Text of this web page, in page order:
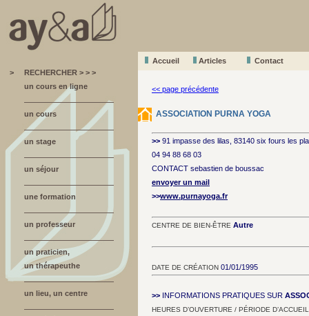
Accueil Articles
Contact
>
RECHERCHER > > >
un cours en ligne
un cours
un stage
un séjour
une formation
un professeur
un praticien,
un thérapeuthe
un lieu, un centre
<< page précédente
ASSOCIATION PURNA YOGA
>> 91 impasse des lilas, 83140 six fours les
04 94 88 68 03
CONTACT sebastien de boussac
envoyer un mail
>>www.purnayoga.fr
CENTRE DE BIEN-ÊTRE Autre
DATE DE CRÉATION 01/01/1995
>> INFORMATIONS PRATIQUES SUR
HEURES D’OUVERTURE / PÉRIODE D’ACCUEIL